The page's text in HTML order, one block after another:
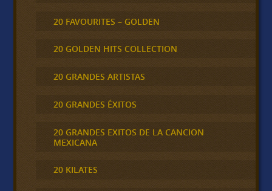
20 FAVOURITES – GOLDEN
20 GOLDEN HITS COLLECTION
20 GRANDES ARTISTAS
20 GRANDES ÉXITOS
20 GRANDES EXITOS DE LA CANCION
MEXICANA
20 KILATES